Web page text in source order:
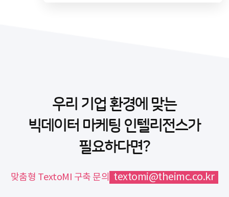
우리 기업 환경에 맞는
빅데이터 마케팅 인텔리전스가
필요하다면?
맞춤형 TextoMI 구축 문의 textomi@theimc.co.kr